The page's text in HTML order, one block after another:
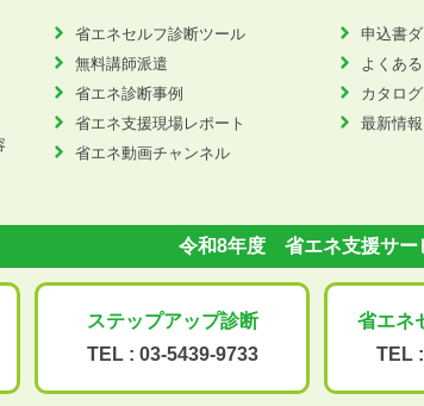
省エネセルフ診断ツール
無料講師派遣
省エネ診断事例
省エネ支援現場レポート
省エネ動画チャンネル
申込書
よくあ
カタロ
最新情報
令和8年度 省エネ支援サー
ステップアップ診断
TEL : 03-5439-9733
省エネ
TEL :